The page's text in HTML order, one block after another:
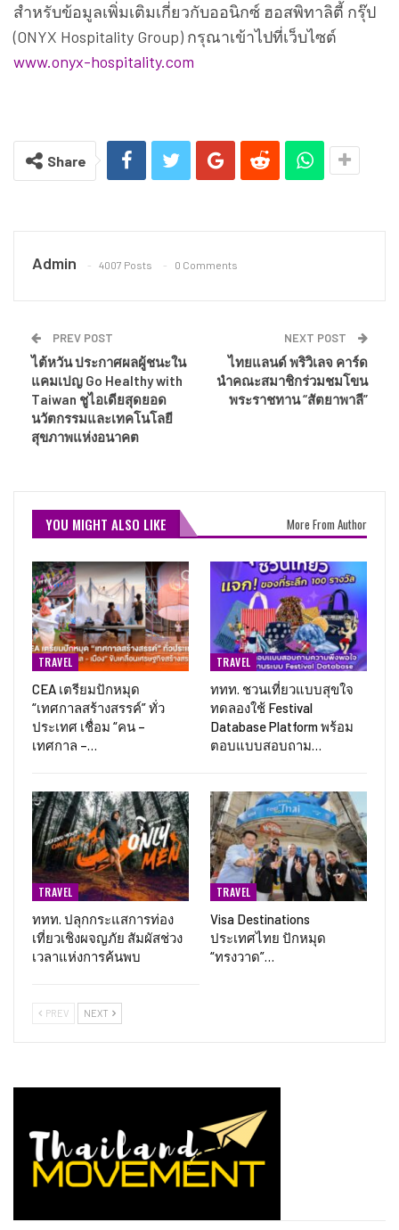
สำหรับข้อมูลเพิ่มเติมเกี่ยวกับออนิกซ์ ฮอสพิทาลิตี้ กรุ๊ป
(ONYX Hospitality Group) กรุณาเข้าไปที่เว็บไซต์
www.onyx-hospitality.com
Share
Admin 4007 Posts 0 Comments
PREV POST
ไต้หวัน ประกาศผลผู้ชนะใน
แคมเปญ Go Healthy with
Taiwan ชูไอเดียสุดยอด
นวัตกรรมและเทคโนโลยี
สุขภาพแห่งอนาคต
NEXT POST
ไทยแลนด์ พริวิเลจ คาร์ด
นำคณะสมาชิกร่วมชมโขน
พระราชทาน “สัตยาพาลี”
YOU MIGHT ALSO LIKE More From Author
TRAVEL
CEA เตรียมปักหมุด
“เทศกาลสร้างสรรค์” ทั่ว
ประเทศ เชื่อม “คน –
เทศกาล –…
TRAVEL
ททท. ชวนเที่ยวแบบสุขใจ
ทดลองใช้ Festival
Database Platform พร้อม
ตอบแบบสอบถาม…
TRAVEL
ททท. ปลุกกระแสการท่อง
เที่ยวเชิงผจญภัย สัมผัสช่วง
เวลาแห่งการค้นพบ
TRAVEL
Visa Destinations
ประเทศไทย ปักหมุด
“ทรงวาด”…
PREV NEXT